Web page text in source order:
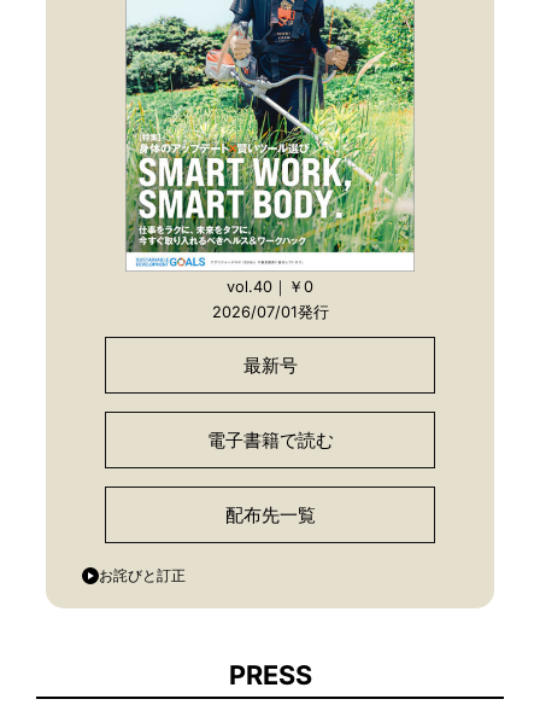
vol.40｜￥0
2026/07/01発行
最新号
電子書籍で読む
配布先一覧
お詫びと訂正
PRESS